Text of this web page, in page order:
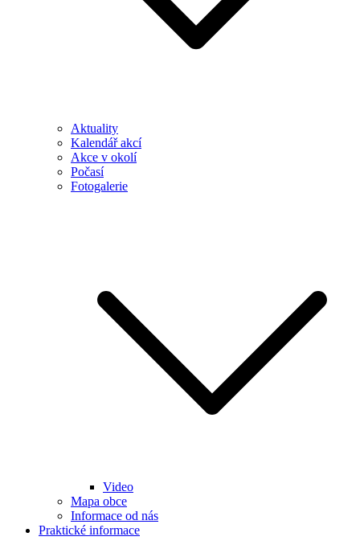
Aktuality
Kalendář akcí
Akce v okolí
Počasí
Fotogalerie
Video
Mapa obce
Informace od nás
Praktické informace